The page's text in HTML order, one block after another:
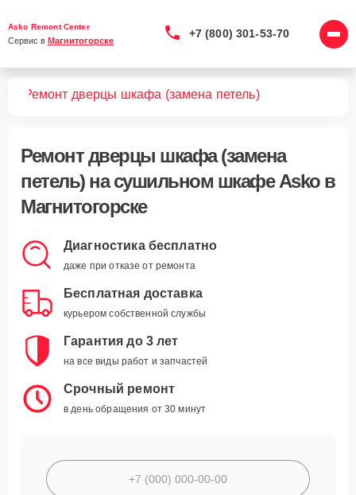
Asko Remont Center
Сервис в Магнитогорске
+7 (800) 301-53-70
Ремонт дверцы шкафа (замена петель)
Ремонт дверцы шкафа (замена
петель)на сушильном шкафе Asko в
Магнитогорске
Диагностика бесплатно
даже при отказе от ремонта
Бесплатная доставка
курьером собственной службы
Гарантия до 3 лет
на все виды работ и запчастей
Срочный ремонт
в день обращения от 30 минут